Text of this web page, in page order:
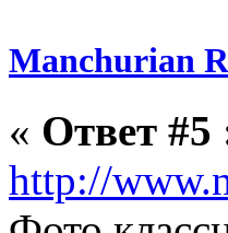
Manchurian
« Ответ #5
http://